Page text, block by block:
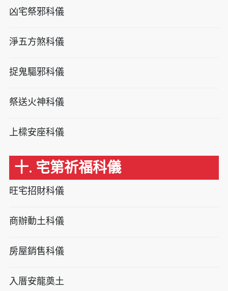
凶宅祭邪科儀
淨五方煞科儀
捉鬼驅邪科儀
祭送火神科儀
上樑安座科儀
十. 宅第祈福科儀
旺宅招財科儀
商辦動土科儀
房屋銷售科儀
入厝安龍奠土